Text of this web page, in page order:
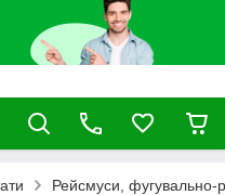
Рейсмуси, фугувально-